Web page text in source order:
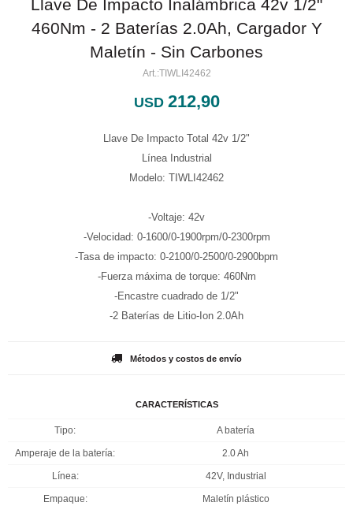
Llave De Impacto Inalámbrica 42v 1/2"
460Nm - 2 Baterías 2.0Ah, Cargador Y
Maletín - Sin Carbones
TIWLI42462
USD 212,90
Llave De Impacto Total 42v 1/2"
Línea Industrial
Modelo: TIWLI42462
-Voltaje: 42v
-Velocidad: 0-1600/0-1900rpm/0-2300rpm
-Tasa de impacto: 0-2100/0-2500/0-2900bpm
-Fuerza máxima de torque: 460Nm
-Encastre cuadrado de 1/2"
-2 Baterías de Litio-Ion 2.0Ah
Métodos y costos de envío
CARACTERÍSTICAS
Tipo A batería
Amperaje de la batería 2.0 Ah
Línea 42V, Industrial
Empaque Maletín plástico